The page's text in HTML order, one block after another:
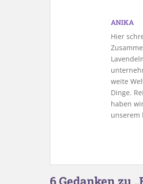
ANIKA
Hier
weite
Dinge.
haben
unserem